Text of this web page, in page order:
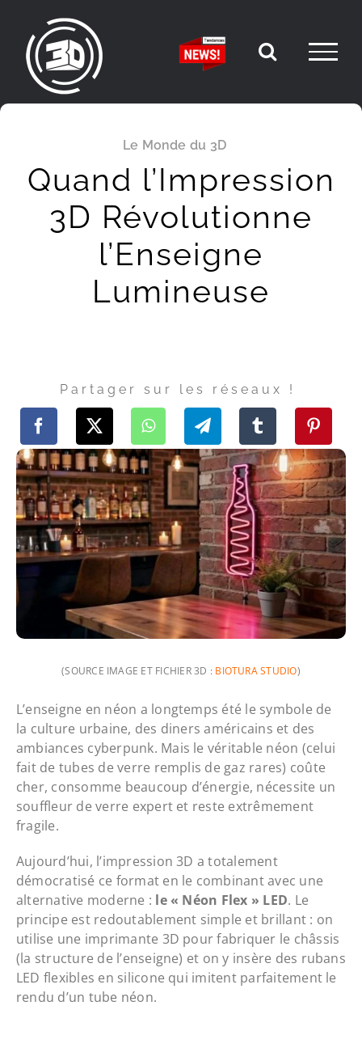
contenu
Le Monde du 3D
Quand l’Impression
3D Révolutionne
l’Enseigne
Lumineuse
Partager sur les réseaux !
(SOURCE IMAGE ET FICHIER 3D : BIOTURA STUDIO)
L’enseigne en néon a longtemps été le symbole de
la culture urbaine, des diners américains et des
ambiances cyberpunk. Mais le véritable néon (celui
fait de tubes de verre remplis de gaz rares) coûte
cher, consomme beaucoup d’énergie, nécessite un
souffleur de verre expert et reste extrêmement
fragile.
Aujourd’hui, l’impression 3D a totalement
démocratisé ce format en le combinant avec une
alternative moderne : le « Néon Flex » LED. Le
principe est redoutablement simple et brillant : on
utilise une imprimante 3D pour fabriquer le châssis
(la structure de l’enseigne) et on y insère des rubans
LED flexibles en silicone qui imitent parfaitement le
rendu d’un tube néon.